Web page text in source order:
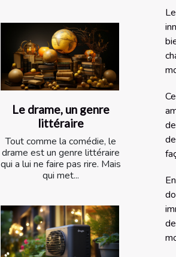
Le drame, un genre
littéraire
Tout comme la comédie, le
drame est un genre littéraire
qui a lui ne faire pas rire. Mais
qui met...